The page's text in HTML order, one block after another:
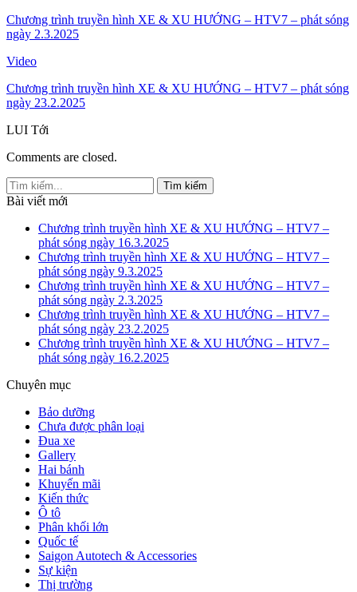
Chương trình truyền hình XE & XU HƯỚNG – HTV7 – phát sóng
ngày 2.3.2025
Video
Chương trình truyền hình XE & XU HƯỚNG – HTV7 – phát sóng
ngày 23.2.2025
LUI Tới
Comments are closed.
Bài viết mới
Chương trình truyền hình XE & XU HƯỚNG – HTV7 –
phát sóng ngày 16.3.2025
Chương trình truyền hình XE & XU HƯỚNG – HTV7 –
phát sóng ngày 9.3.2025
Chương trình truyền hình XE & XU HƯỚNG – HTV7 –
phát sóng ngày 2.3.2025
Chương trình truyền hình XE & XU HƯỚNG – HTV7 –
phát sóng ngày 23.2.2025
Chương trình truyền hình XE & XU HƯỚNG – HTV7 –
phát sóng ngày 16.2.2025
Chuyên mục
Bảo dưỡng
Chưa được phân loại
Đua xe
Gallery
Hai bánh
Khuyến mãi
Kiến thức
Ô tô
Phân khối lớn
Quốc tế
Saigon Autotech & Accessories
Sự kiện
Thị trường